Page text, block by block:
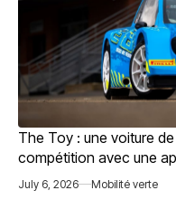
The Toy : une voiture
compétition avec une
July 6, 2026 Mobilité verte